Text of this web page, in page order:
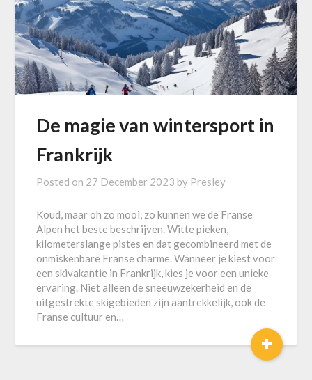
De magie van wintersport in
Frankrijk
Posted on 27 December 2023 by Presley
Koud, maar oh zo mooi, zo kunnen we de Franse
Alpen het beste beschrijven. Witte pieken,
kilometerslange pistes en dat gecombineerd met de
onmiskenbare Franse charme. Wanneer je kiest voor
een skivakantie in Frankrijk, kies je voor een unieke
ervaring. Niet alleen de sneeuwzekerheid en de
uitgestrekte skigebieden zijn aantrekkelijk, ook de
Franse cultuur en…
+